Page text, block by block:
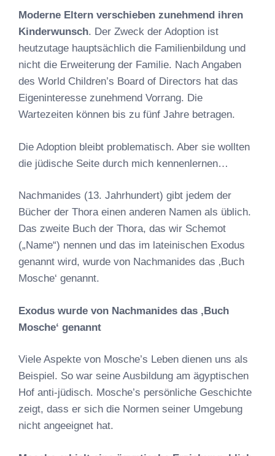
Moderne Eltern verschieben zunehmend ihren
Kinderwunsch. Der Zweck der Adoption ist
heutzutage hauptsächlich die Familienbildung und
nicht die Erweiterung der Familie. Nach Angaben
des World Children’s Board of Directors hat das
Eigeninteresse zunehmend Vorrang. Die
Wartezeiten können bis zu fünf Jahre betragen.
Die Adoption bleibt problematisch. Aber sie wollten
die jüdische Seite durch mich kennenlernen…
Nachmanides (13. Jahrhundert) gibt jedem der
Bücher der Thora einen anderen Namen als üblich.
Das zweite Buch der Thora, das wir Schemot
(„Name“) nennen und das im lateinischen Exodus
genannt wird, wurde von Nachmanides das ‚Buch
Mosche‘ genannt.
Exodus wurde von Nachmanides das ‚Buch
Mosche‘ genannt
Viele Aspekte von Mosche’s Leben dienen uns als
Beispiel. So war seine Ausbildung am ägyptischen
Hof anti-jüdisch. Mosche’s persönliche Geschichte
zeigt, dass er sich die Normen seiner Umgebung
nicht angeeignet hat.